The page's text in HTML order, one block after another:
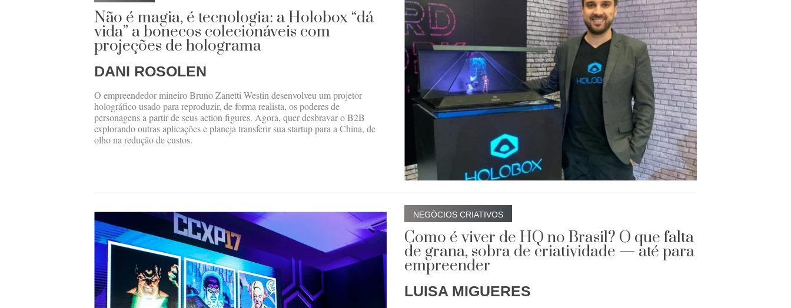
Não é magia, é tecnologia: a Holobox “dá
vida” a bonecos colecionáveis com
projeções de holograma
DANI ROSOLEN
O empreendedor mineiro Bruno Zanetti Westin desenvolveu um projetor
holográfico usado para reproduzir, de forma realista, os poderes de
personagens a partir de seus action figures. Agora, quer desbravar o B2B
explorando outras aplicações e planeja transferir sua startup para a China, de
olho na redução de custos.
NEGÓCIOS CRIATIVOS
Como é viver de HQ no Brasil? O que falta
de grana, sobra de criatividade — até para
empreender
LUISA MIGUERES